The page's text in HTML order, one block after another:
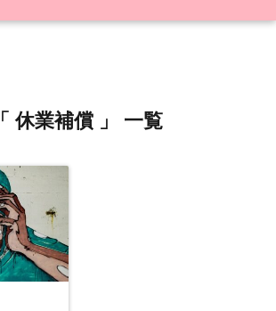
「 休業補償 」 一覧